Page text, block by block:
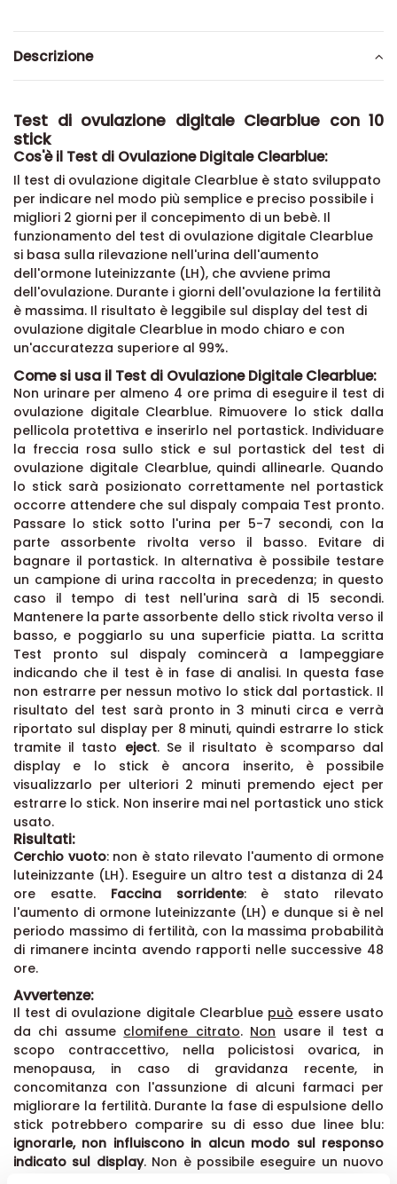
Descrizione
Test di ovulazione digitale Clearblue con 10
stick
Cos'è il Test di Ovulazione Digitale Clearblue:
Il test di ovulazione digitale Clearblue è stato sviluppato
per indicare nel modo più semplice e preciso possibile i
migliori 2 giorni per il concepimento di un bebè. Il
funzionamento del test di ovulazione digitale Clearblue
si basa sulla rilevazione nell'urina dell'aumento
dell'ormone luteinizzante (LH), che avviene prima
dell'ovulazione. Durante i giorni dell'ovulazione la fertilità
è massima. Il risultato è leggibile sul display del test di
ovulazione digitale Clearblue in modo chiaro e con
un'accuratezza superiore al 99%.
Come si usa il Test di Ovulazione Digitale Clearblue:
Non urinare per almeno 4 ore prima di eseguire il test di
ovulazione digitale Clearblue. Rimuovere lo stick dalla
pellicola protettiva e inserirlo nel portastick. Individuare
la freccia rosa sullo stick e sul portastick del test di
ovulazione digitale Clearblue, quindi allinearle. Quando
lo stick sarà posizionato correttamente nel portastick
occorre attendere che sul dispaly compaia Test pronto.
Passare lo stick sotto l'urina per 5-7 secondi, con la
parte assorbente rivolta verso il basso. Evitare di
bagnare il portastick. In alternativa è possibile testare
un campione di urina raccolta in precedenza; in questo
caso il tempo di test nell'urina sarà di 15 secondi.
Mantenere la parte assorbente dello stick rivolta verso il
basso, e poggiarlo su una superficie piatta. La scritta
Test pronto sul dispaly comincerà a lampeggiare
indicando che il test è in fase di analisi. In questa fase
non estrarre per nessun motivo lo stick dal portastick. Il
risultato del test sarà pronto in 3 minuti circa e verrà
riportato sul display per 8 minuti, quindi estrarre lo stick
tramite il tasto eject. Se il risultato è scomparso dal
display e lo stick è ancora inserito, è possibile
visualizzarlo per ulteriori 2 minuti premendo eject per
estrarre lo stick. Non inserire mai nel portastick uno stick
usato.
Risultati:
Cerchio vuoto: non è stato rilevato l'aumento di ormone
luteinizzante (LH). Eseguire un altro test a distanza di 24
ore esatte. Faccina sorridente: è stato rilevato
l'aumento di ormone luteinizzante (LH) e dunque si è nel
periodo massimo di fertilità, con la massima probabilità
di rimanere incinta avendo rapporti nelle successive 48
ore.
Avvertenze:
Il test di ovulazione digitale Clearblue può essere usato
da chi assume clomifene citrato. Non usare il test a
scopo contraccettivo, nella policistosi ovarica, in
menopausa, in caso di gravidanza recente, in
concomitanza con l'assunzione di alcuni farmaci per
migliorare la fertilità.Durante la fase di espulsione dello
stick potrebbero comparire su di esso due linee blu:
ignorarle, non influiscono in alcun modo sul responso
indicato sul display. Non è possibile eseguire un nuovo